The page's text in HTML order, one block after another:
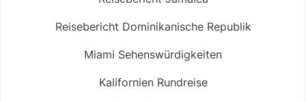
Reisebericht Dominikanische Republik
Miami Sehenswürdigkeiten
Kalifornien Rundreise